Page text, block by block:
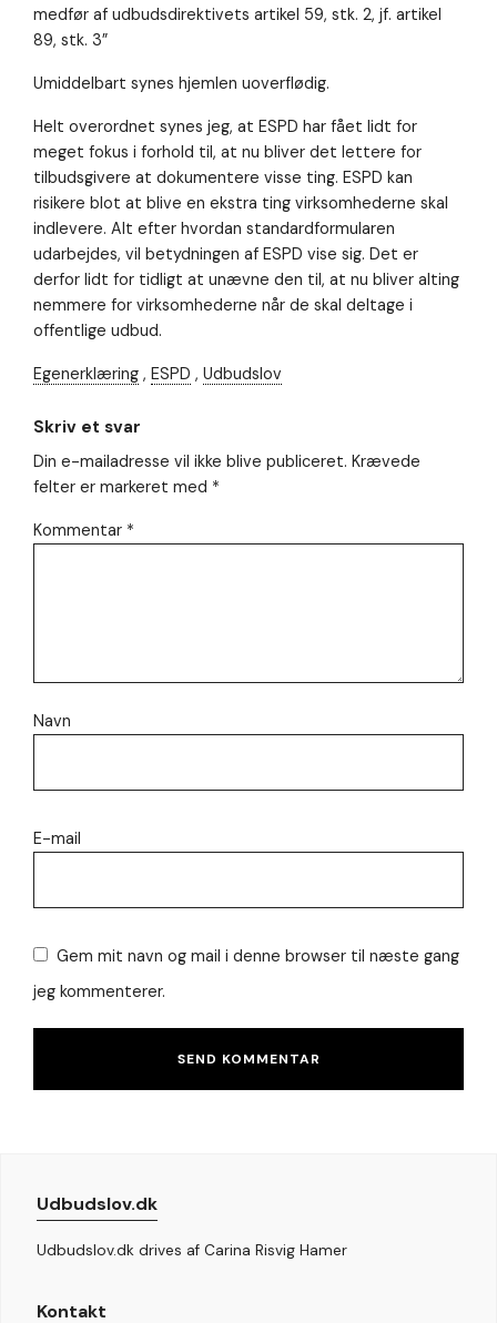
medfør af udbudsdirektivets artikel 59, stk. 2, jf. artikel
89, stk. 3”
Umiddelbart synes hjemlen uoverflødig.
Helt overordnet synes jeg, at ESPD har fået lidt for
meget fokus i forhold til, at nu bliver det lettere for
tilbudsgivere at dokumentere visse ting. ESPD kan
risikere blot at blive en ekstra ting virksomhederne skal
indlevere. Alt efter hvordan standardformularen
udarbejdes, vil betydningen af ESPD vise sig. Det er
derfor lidt for tidligt at unævne den til, at nu bliver alting
nemmere for virksomhederne når de skal deltage i
offentlige udbud.
Egenerklæring , ESPD , Udbudslov
Skriv et svar
Din e-mailadresse vil ikke blive publiceret. Krævede
felter er markeret med *
Kommentar *
Navn
E-mail
Gem mit navn og mail i denne browser til næste gang
jeg kommenterer.
Udbudslov.dk
Udbudslov.dk drives af Carina Risvig Hamer
Kontakt